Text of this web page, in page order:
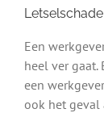
Een
heel ver gaat.
een
ook het geval